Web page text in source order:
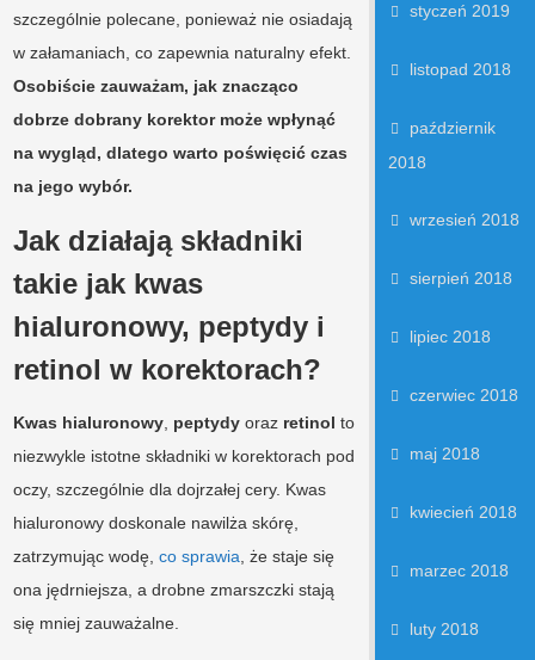
szczególnie polecane, ponieważ nie osiadają
w załamaniach, co zapewnia naturalny efekt.
Osobiście zauważam, jak znacząco
dobrze dobrany korektor może wpłynąć
na wygląd, dlatego warto poświęcić czas
na jego wybór.
Jak działają składniki
takie jak kwas
hialuronowy, peptydy i
retinol w korektorach?
Kwas hialuronowy peptydy oraz retinol to
niezwykle istotne składniki w korektorach pod
oczy, szczególnie dla dojrzałej cery. Kwas
hialuronowy doskonale nawilża skórę,
zatrzymując wodę,co sprawia , że staje się
ona jędrniejsza, a drobne zmarszczki stają
się mniej zauważalne.
styczeń 2019
listopad 2018
październik
2018
wrzesień 2018
sierpień 2018
lipiec 2018
czerwiec 2018
maj 2018
kwiecień 2018
marzec 2018
luty 2018